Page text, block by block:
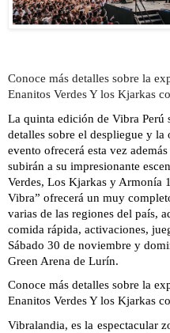
Conoce más detalles sobre la
Enanitos Verdes Y los Kjarkas
La quinta edición de Vibra Perú
detalles sobre el despliegue y
evento ofrecerá esta vez
subirán a su impresionante
Verdes, Los Kjarkas y Armonía
Vibra” ofrecerá un muy
varias de las regiones del país,
comida rápida, activaciones,
Sábado 30 de noviembre y
Green Arena de Lurín.
Conoce más detalles sobre la
Enanitos Verdes Y los Kjarkas
Vibralandia, es la espectacular